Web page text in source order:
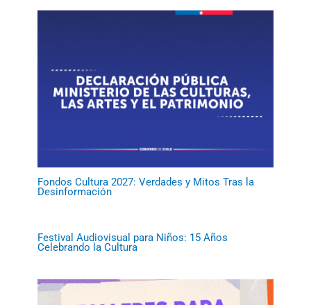
Fondos Cultura 2027: Verdades y Mitos Tras la
Desinformación
Festival Audiovisual para Niños: 15 Años
Celebrando la Cultura